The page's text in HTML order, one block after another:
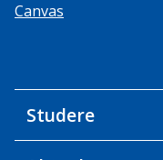
Canvas
Studere